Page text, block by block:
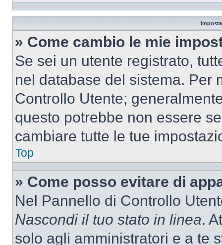
» Come cambio le mie
Se sei un utente registrato,
nel database del sistema. Per
Controllo Utente;
questo potrebbe non essere
cambiare tutte le tue
Top
» Come posso evitare di
Nel Pannello di Controllo
Nascondi il tuo stato in linea.
solo agli amministratori e a te